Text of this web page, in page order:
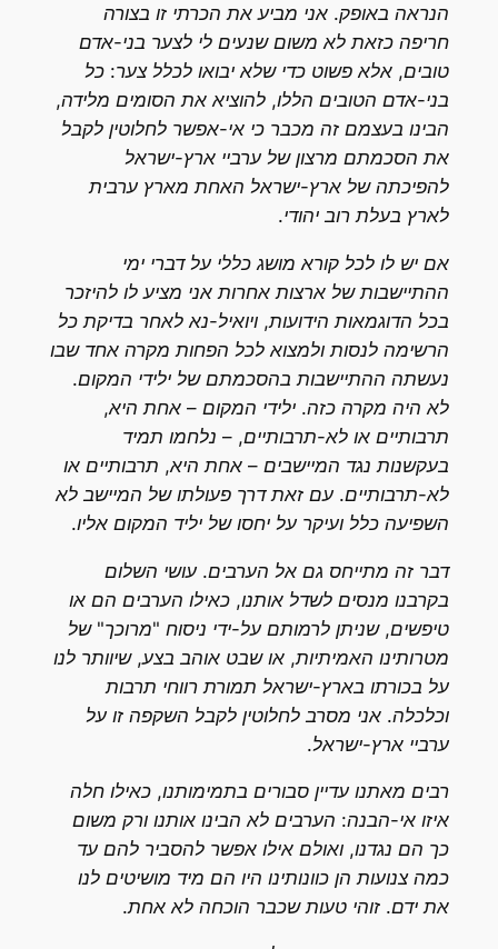
הנראה באופק. אני מביע את הכרתי זו בצורה
חריפה כזאת לא משום שנעים לי לצער בני-אדם
טובים, אלא פשוט כדי שלא יבואו לכלל צער: כל
בני-אדם הטובים הללו, להוציא את הסומים מלידה,
הבינו בעצמם זה מכבר כי אי-אפשר לחלוטין לקבל
את הסכמתם מרצון של ערביי ארץ-ישראל
להפיכתה של ארץ-ישראל האחת מארץ ערבית
לארץ בעלת רוב יהודי.
אם יש לו לכל קורא מושג כללי על דברי ימי
ההתיישבות של ארצות אחרות אני מציע לו להיזכר
בכל הדוגמאות הידועות, ויואיל-נא לאחר בדיקת כל
הרשימה לנסות ולמצוא לכל הפחות מקרה אחד שבו
נעשתה ההתיישבות בהסכמתם של ילידי המקום.
לא היה מקרה כזה. ילידי המקום – אחת היא,
תרבותיים או לא-תרבותיים, – נלחמו תמיד
בעקשנות נגד המיישבים – אחת היא, תרבותיים או
לא-תרבותיים. עם זאת דרך פעולתו של המיישב לא
השפיעה כלל ועיקר על יחסו של יליד המקום אליו.
דבר זה מתייחס גם אל הערבים. עושי השלום
בקרבנו מנסים לשדל אותנו, כאילו הערבים הם או
טיפשים, שניתן לרמותם על-ידי ניסוח "מרוכך" של
מטרותינו האמיתיות, או שבט אוהב בצע, שיוותר לנו
על בכורתו בארץ-ישראל תמורת רווחי תרבות
וכלכלה. אני מסרב לחלוטין לקבל השקפה זו על
ערביי ארץ-ישראל.
רבים מאתנו עדיין סבורים בתמימותנו, כאילו חלה
איזו אי-הבנה: הערבים לא הבינו אותנו ורק משום
כך הם נגדנו, ואולם אילו אפשר להסביר להם עד
כמה צנועות הן כוונותינו היו הם מיד מושיטים לנו
את ידם. זוהי טעות שכבר הוכחה לא אחת.